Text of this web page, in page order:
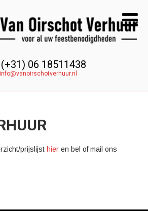
(+31) 06 18511438
info@vanoirschotverhuur.nl
prijslijst hier en bel of mail ons